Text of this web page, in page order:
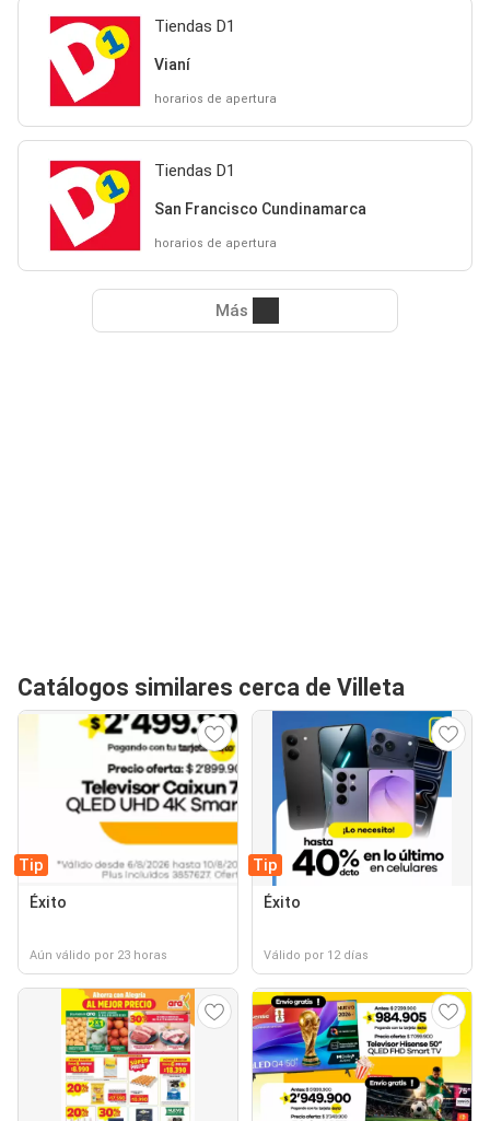
Tiendas D1
Vianí
horarios de apertura
Tiendas D1
San Francisco Cundinamarca
horarios de apertura
Más
Catálogos similares cerca de Villeta
Tip
Éxito
Aún válido por 23 horas
Tip
Éxito
Válido por 12 días